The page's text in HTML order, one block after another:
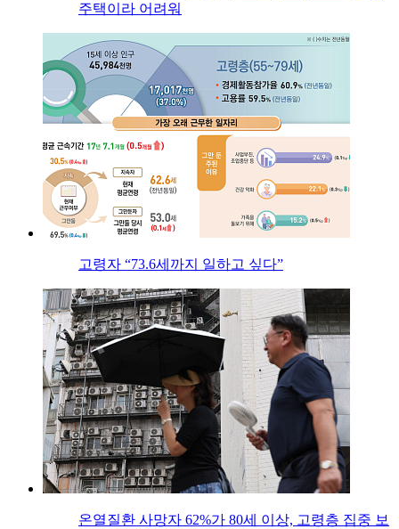
주택이라 어려워
고령자 “73.6세까지 일하고 싶다”
온열질환 사망자 62%가 80세 이상, 고령층 집중 보